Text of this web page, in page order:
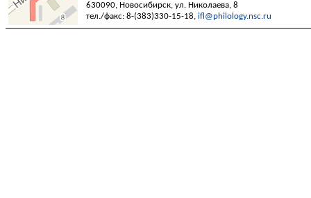
630090, Новосибирск, ул. Николаева, 8
тел./факс: 8-(383)330-15-18, ifl@philology.nsc.ru